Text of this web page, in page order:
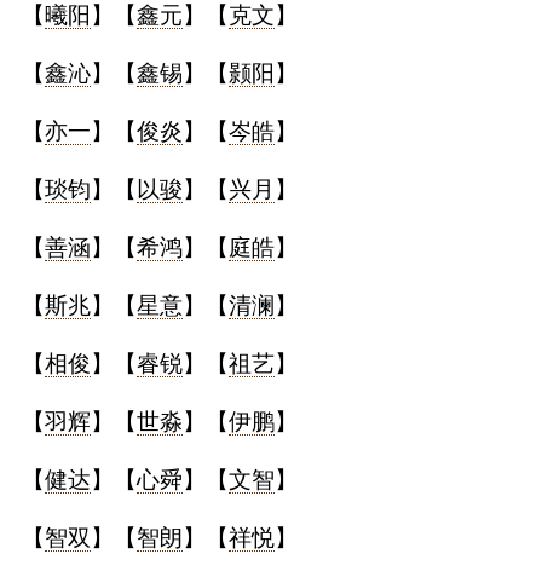
【 曦阳 】【鑫元】【克文】
【鑫沁】【鑫锡】【颢阳 】
【亦一】【俊炎】【岑皓】
【琰钧】【 以骏】【兴月 】
【善涵】【希鸿】【 庭皓】
【斯兆】【星意】【清澜 】
【相俊 】【睿锐】【祖艺】
【羽辉】【世淼】【伊鹏】
【健达】【心舜】【文智】
【智双 】【智朗 】【祥悦】